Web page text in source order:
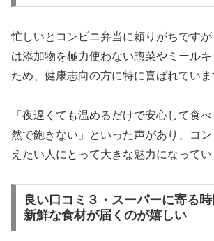
忙しいとコンビニ弁当に頼りがちです
は添加物を極力使わない惣菜やミール
ため、健康志向の方に特に喜ばれていま
「夜遅くても温めるだけで安心して食
然で飽きない」といった声があり、コ
えたい人にとって大きな魅力になってい
良い口コミ３・スーパーに寄る
新鮮な食材が届くのが嬉しい